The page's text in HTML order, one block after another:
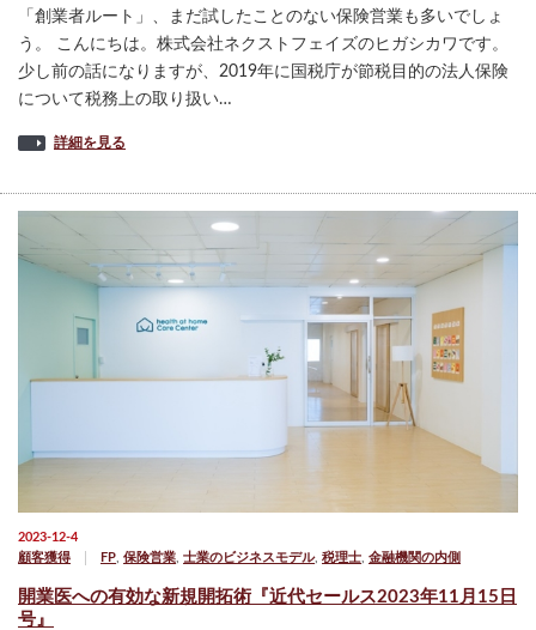
「創業者ルート」、まだ試したことのない保険営業も多いでしょ
う。 こんにちは。株式会社ネクストフェイズのヒガシカワです。
少し前の話になりますが、2019年に国税庁が節税目的の法人保険
について税務上の取り扱い…
詳細を見る
2023-12-4
顧客獲得
FP, 保険営業, 士業のビジネスモデル, 税理士, 金融機関の内側
開業医への有効な新規開拓術『近代セールス2023年11月15日
号』